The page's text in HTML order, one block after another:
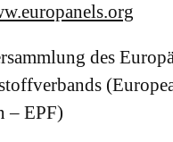
des
– EPF)